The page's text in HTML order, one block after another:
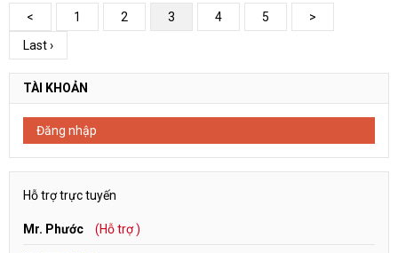
< 1 2 3 4 5
>
Last ›
TÀI KHOẢN
Đăng nhập
Hỗ trợ trực tuyến
Mr. Phước (Hỗ trợ )